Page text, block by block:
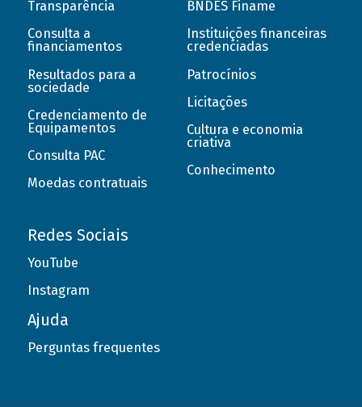
Transparência
Consulta a
financiamentos
Resultados para a
sociedade
Credenciamento de
Equipamentos
Consulta PAC
Moedas contratuais
BNDES Finame
Instituições financeiras
credenciadas
Patrocínios
Licitações
Cultura e economia
criativa
Conhecimento
Redes Sociais
YouTube
Instagram
Ajuda
Perguntas frequentes